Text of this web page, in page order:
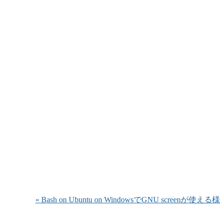
« Bash on Ubuntu on WindowsでGNU screenが使える